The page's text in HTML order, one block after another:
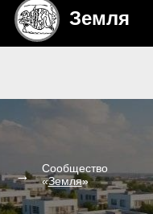
Земля
Сообщество
«Земля»